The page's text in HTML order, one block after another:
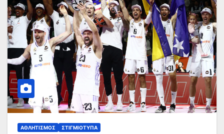
ΑΘΛΗΤΙΣΜΌΣ ΣΤΙΓΜΙΌΤΥΠΑ